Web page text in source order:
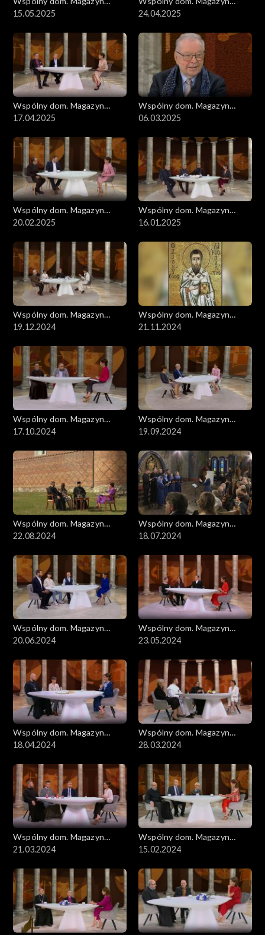
ekumeniczny
15.05.2025
ekumeniczny
24.04.2025
Wspólny dom. Magazyn
ekumeniczny
17.04.2025
Wspólny dom. Magazyn
ekumeniczny
06.03.2025
Wspólny dom. Magazyn
ekumeniczny
20.02.2025
Wspólny dom. Magazyn
ekumeniczny
16.01.2025
Wspólny dom. Magazyn
ekumeniczny
19.12.2024
Wspólny dom. Magazyn
ekumeniczny
21.11.2024
Wspólny dom. Magazyn
ekumeniczny
17.10.2024
Wspólny dom. Magazyn
ekumeniczny
19.09.2024
Wspólny dom. Magazyn
ekumeniczny
22.08.2024
Wspólny dom. Magazyn
ekumeniczny
18.07.2024
Wspólny dom. Magazyn
ekumeniczny
20.06.2024
Wspólny dom. Magazyn
ekumeniczny
23.05.2024
Wspólny dom. Magazyn
ekumeniczny
18.04.2024
Wspólny dom. Magazyn
ekumeniczny
28.03.2024
Wspólny dom. Magazyn
ekumeniczny
21.03.2024
Wspólny dom. Magazyn
ekumeniczny
15.02.2024